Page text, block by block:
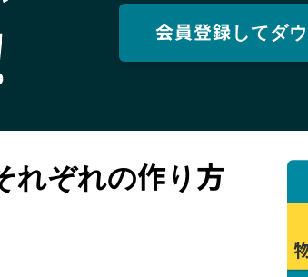
会員登録してダ
れぞれの作り方